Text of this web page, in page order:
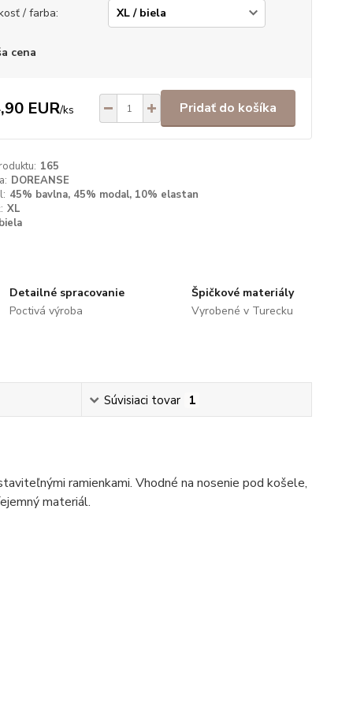
/ farba:
cena
EUR/ks Pridať do košíka
165
DOREANSE
45% bavlna, 45% modal, 10% elastan
XL
Detailné spracovanie
Poctivá výroba
Špičkové materiály
Vyrobené v Turecku
Súvisiaci tovar 1
ramienkami. Vhodné na nosenie pod košele,
materiál.